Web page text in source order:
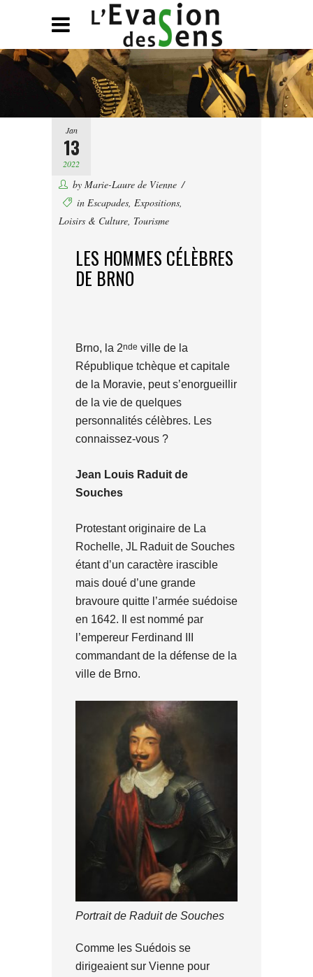
Jan
13
2022
by Marie-Laure de Vienne
in Escapades, Expositions,
Loisirs & Culture, Tourisme
LES HOMMES CÉLÈBRES
DE BRNO
Brno, la 2nde ville de la
République tchèque et capitale
de la Moravie, peut s’enorgueillir
de la vie de quelques
personnalités célèbres. Les
connaissez-vous ?
Jean Louis Raduit de
Souches
Protestant originaire de La
Rochelle, JL Raduit de Souches
étant d’un caractère irascible
mais doué d’une grande
bravoure quitte l’armée suédoise
en 1642. Il est nommé par
l’empereur Ferdinand III
commandant de la défense de la
ville de Brno.
Portrait de Raduit de Souches
Comme les Suédois se
dirigeaient sur Vienne pour